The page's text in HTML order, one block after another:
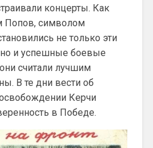
концерты. Как
Попов, символом
не только эти
и успешные боевые
считали лучшим
В те дни вести об
Керчи
в Победе.